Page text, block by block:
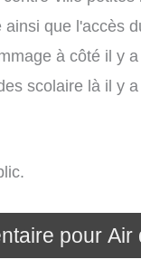
que l'accès
à côté il y
scolaire là il y
pour